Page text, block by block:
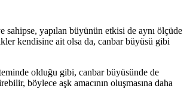
yapılan büyünün etkisi de aynı ölçüde
kendisine ait olsa da, canbar büyüsü gibi
olduğu gibi, canbar büyüsünde de
böylece aşk amacının oluşmasına daha